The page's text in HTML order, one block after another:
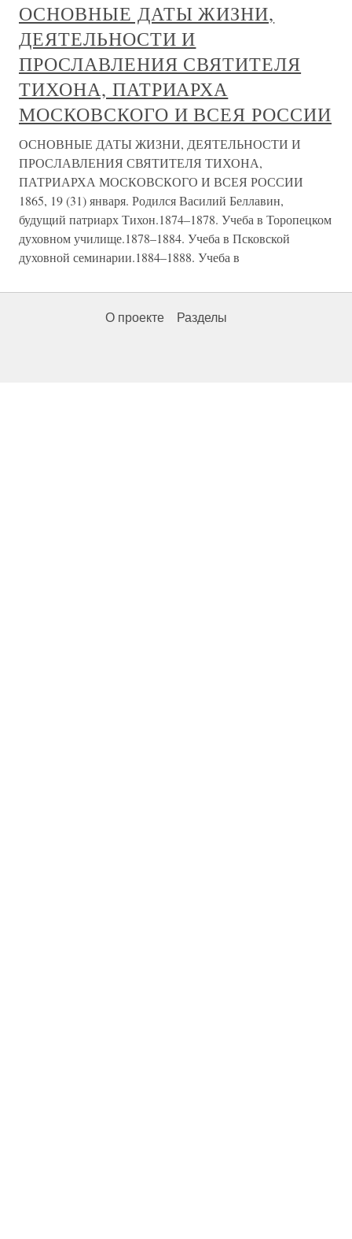
ОСНОВНЫЕ ДАТЫ ЖИЗНИ,
ДЕЯТЕЛЬНОСТИ И
ПРОСЛАВЛЕНИЯ СВЯТИТЕЛЯ
ТИХОНА, ПАТРИАРХА
МОСКОВСКОГО И ВСЕЯ РОССИИ
ОСНОВНЫЕ ДАТЫ ЖИЗНИ, ДЕЯТЕЛЬНОСТИ И
ПРОСЛАВЛЕНИЯ СВЯТИТЕЛЯ ТИХОНА,
ПАТРИАРХА МОСКОВСКОГО И ВСЕЯ РОССИИ
1865, 19 (31) января. Родился Василий Беллавин,
будущий патриарх Тихон.1874–1878. Учеба в Торопецком
духовном училище.1878–1884. Учеба в Псковской
духовной семинарии.1884–1888. Учеба в
О проекте Разделы